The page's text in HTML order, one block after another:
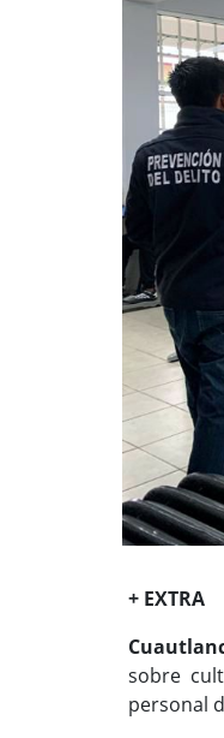
+ EXTRA
sobre
personal